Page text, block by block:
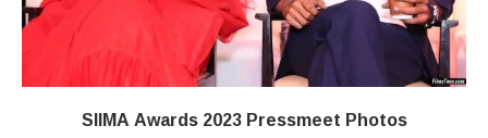
SIIMA Awards 2023 Pressmeet Photos